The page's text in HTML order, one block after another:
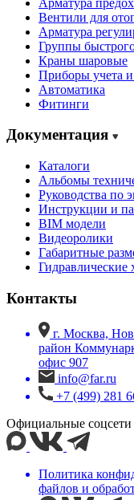
Вентили для
Арматура
Группы
Краны шаровые
Приборы учета
Автоматика
Фитинги
Документация
Каталоги
Альбомы
Руководства по
Инструкции и
BIM модели
Видеоролики
Габаритные
Гидравлические
Контакты
г. Москва,
район
офис 907
info@far.ru
+7 (499) 281
Официальные соцсети
Политика
файлов и